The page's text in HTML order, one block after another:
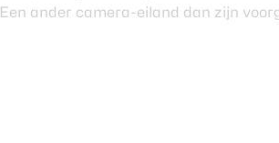
Een ander camera-eiland dan zijn